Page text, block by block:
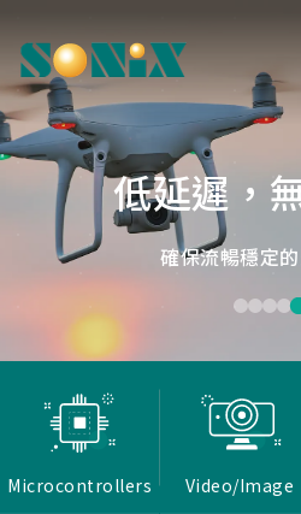
微小核心
松翰MCU：極致效能，
低延
Report Rate 性能之巔，
捕捉每個
高畫質ISP技術，支援HDR/
能力
點讀魔法，數
OID光學辨識技術，紙本內容
章
低延遲，
確保流暢穩定
Microcontrollers Video/Image